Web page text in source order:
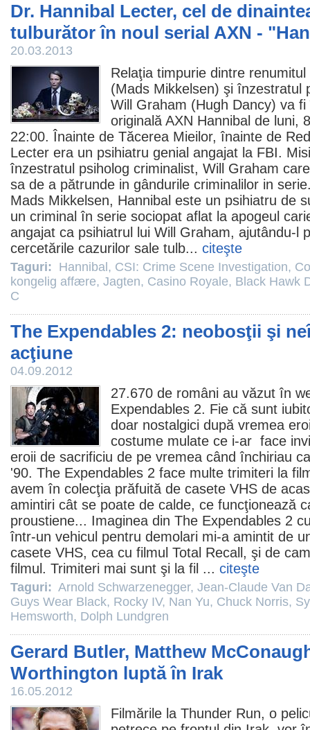
Dr. Hannibal Lecter, cel de
tulburător în noul serial AXN -
20.03.2013
Relaţia timpurie dintre
(Mads Mikkelsen) şi înzestratul
Will Graham (Hugh Dancy) va fi
originală AXN Hannibal de luni,
22:00. Înainte de Tăcerea Mieilor, înainte de
Lecter era un psihiatru genial angajat la FBI.
înzestratul psiholog criminalist, Will Graham
sa de a pătrunde in gândurile criminalilor in
Mads Mikkelsen, Hannibal este un psihiatru de
un criminal în serie sociopat aflat la apogeul
angajat ca psihiatrul lui Will Graham, ajutându-l
cercetările cazurilor sale tulb... citeşte
Taguri: Hannibal , CSI: Crime Scene Investigation,
kongelig affære, Jagten, Casino Royale, Black Hawk
C
The Expendables 2: neobosţii şi
acţiune
04.09.2012
27.670 de români au văzut în
Expendables 2. Fie că sunt
doar nostalgici după vremea
costume mulate ce i-ar face
eroii de sacrificiu de pe vremea când închiriau
'90. The Expendables 2 face multe trimiteri la
avem în colecţia prăfuită de casete VHS de
amintiri cât se poate de calde, ce funcţionează
proustiene... Imaginea din The Expendables 2
într-un vehicul pentru demolari mi-a amintit de
casete VHS, cea cu filmul Total Recall, şi de
filmul. Trimiteri mai sunt şi la fil ... citeşte
Taguri: Arnold Schwarzenegger, Jean-Claude Van
Guys Wear Black, Rocky IV, Nan Yu, Chuck Norris,
Hemsworth, Dolph Lundgren
Gerard Butler, Matthew
Worthington luptă în Irak
16.05.2012
Filmările la Thunder Run, o